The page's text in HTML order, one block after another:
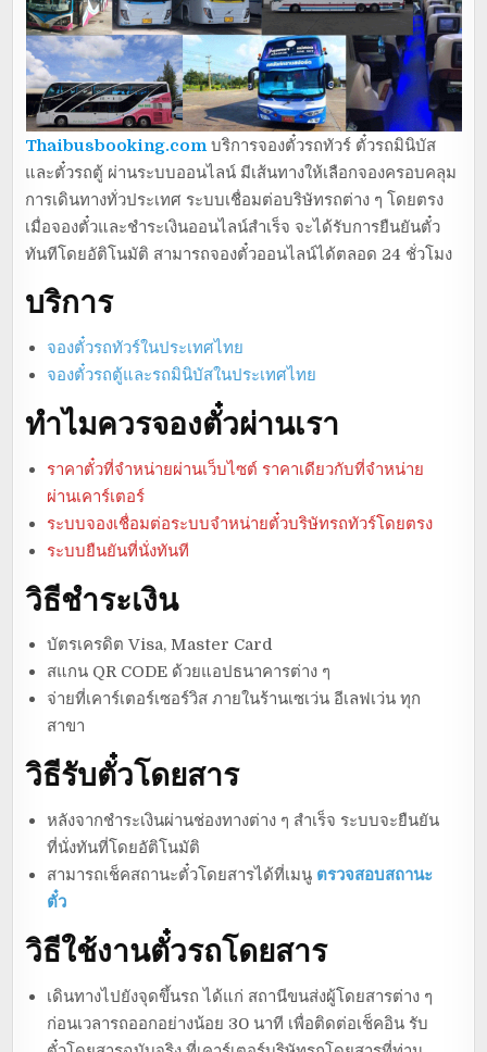
Thaibusbooking.com บริการจองตั๋วรถทัวร์ ตั๋วรถมินิบัส
และตั๋วรถตู้ ผ่านระบบออนไลน์ มีเส้นทางให้เลือกจองครอบคลุม
การเดินทางทั่วประเทศ ระบบเชื่อมต่อบริษัทรถต่าง ๆ โดยตรง
เมื่อจองตั๋วและชำระเงินออนไลน์สำเร็จ จะได้รับการยืนยันตั๋ว
ทันทีโดยอัติโนมัติ สามารถจองตั๋วออนไลน์ได้ตลอด 24 ชั่วโมง
บริการ
จองตั๋วรถทัวร์ในประเทศไทย
จองตั๋วรถตู้และรถมินิบัสในประเทศไทย
ทำไมควรจองตั๋วผ่านเรา
ราคาตั๋วที่จำหน่ายผ่านเว็บไซต์ ราคาเดียวกับที่จำหน่าย
ผ่านเคาร์เตอร์
ระบบจองเชื่อมต่อระบบจำหน่ายตั๋วบริษัทรถทัวร์โดยตรง
ระบบยืนยันที่นั่งทันที
วิธีชำระเงิน
บัตรเครดิต Visa, Master Card
สแกน QR CODE ด้วยแอปธนาคารต่าง ๆ
จ่ายที่เคาร์เตอร์เซอร์วิส ภายในร้านเซเว่น อีเลฟเว่น ทุก
สาขา
วิธีรับตั๋วโดยสาร
หลังจากชำระเงินผ่านช่องทางต่าง ๆ สำเร็จ ระบบจะยืนยัน
ที่นั่งทันที่โดยอัติโนมัติ
สามารถเช็คสถานะตั๋วโดยสารได้ที่เมนู ตรวจสอบสถานะ
ตั๋ว
วิธีใช้งานตั๋วรถโดยสาร
เดินทางไปยังจุดขึ้นรถ ได้แก่ สถานีขนส่งผู้โดยสารต่าง ๆ
ก่อนเวลารถออกอย่างน้อย 30 นาที เพื่อติดต่อเช็คอิน รับ